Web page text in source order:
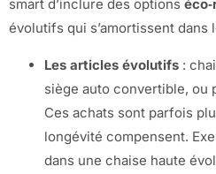
smart d’inclure des options
évolutifs qui s’amortissent dans
Les articles évolutifs :
siège auto convertible, ou
Ces achats sont parfois
longévité compensent.
dans une chaise haute